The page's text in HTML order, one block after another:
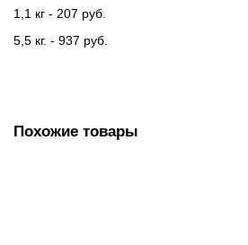
1,1 кг - 207 руб.
5,5 кг. - 937 руб.
Похожие товары